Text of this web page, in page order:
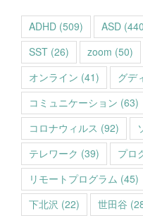
ADHD (509) ASD
SST (26) zoom (50)
オンライン (41) グデ
コミュニケーション (63)
コロナウィルス (92)
テレワーク (39) プロ
リモートプログラム (45)
下北沢 (22) 世田谷